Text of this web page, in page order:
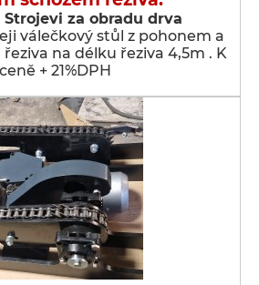
Strojevi za obradu drva
válečkový stůl z pohonem a
na délku řeziva 4,5m . K
ceně + 21%DPH